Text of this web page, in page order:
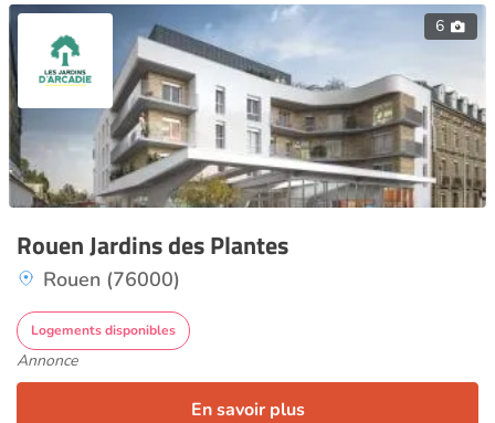
6
Rouen Jardins des Plantes
Rouen (76000)
Logements disponibles
Annonce
En savoir plus